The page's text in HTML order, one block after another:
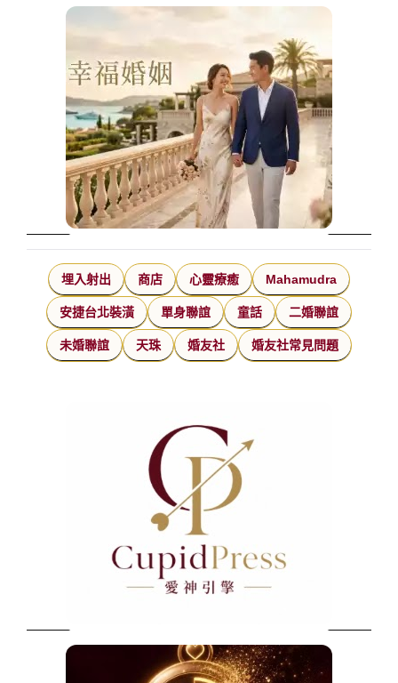
埋入射出 商店 心靈療癒 Mahamudra
安捷台北裝潢 單身聯誼 童話 二婚聯誼
未婚聯誼 天珠 婚友社 婚友社常見問題